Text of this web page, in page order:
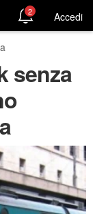
2 Accedi
senza